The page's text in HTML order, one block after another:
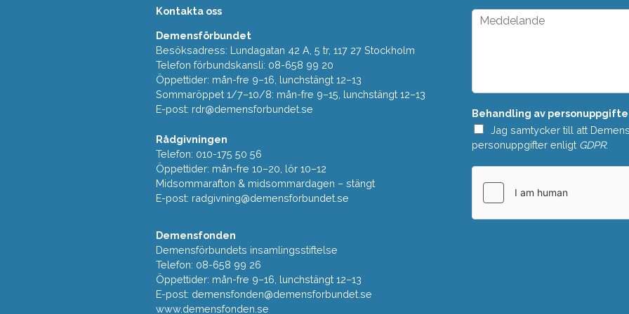
Kontakta oss
Demensförbundet
Besöksadress: Lundagatan 42 A, 5 tr, 117 27 Stockholm
Telefon förbundskansli: 08-658 99 20
Öppettider: mån-fre 9–16, lunchstängt 12–13
Sommaröppet 1/7–10/8: mån-fre 9–15, lunchstängt 12–13
E-post: rdr@demensforbundet.se
Rådgivningen
Telefon: 010-175 50 56
Öppettider: mån-fre 10–20, lör 10–12
Midsommarafton & midsommardagen – stängt
E-post: radgivning@demensforbundet.se
Demensfonden
Demensförbundets insamlingsstiftelse
Telefon: 08-658 99 26
Öppettider: mån-fre 9–16, lunchstängt 12–13
E-post: demensfonden@demensforbundet.se
www.demensfonden.se
*p
M
a
d
e
*
Behandling av
Jag samtycker till att
personuppgifter enligt GDPR.